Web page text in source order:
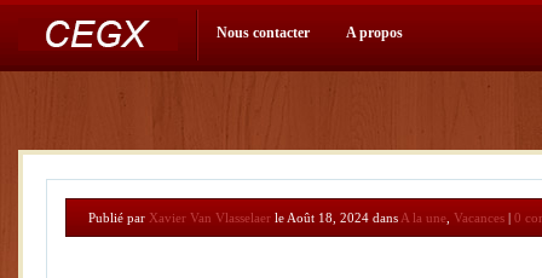
Nous contacter A propos
Publié par Xavier Van Vlasselaer le Août 18, 2024 dans A la une Vacances | 0